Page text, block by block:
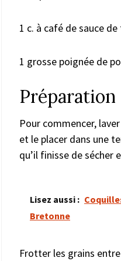
1 c. à café de sauce
1 grosse poignée de
Préparation
Pour commencer,
et le placer dans une
qu’il finisse de sécher
Lisez aussi :
Bretonne
Frotter les grains